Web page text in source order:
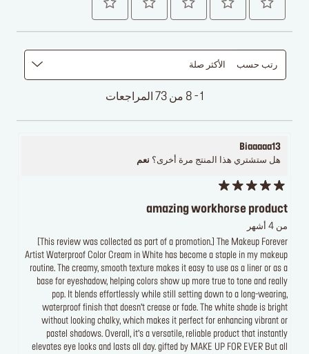
1 - 8 من 73 المراجعات
رتب حسب الأكثر صلة
Biaaaaa13
هل ستشتري هذا المنتج مرة أخرى؟ نعم
amazing workhorse product
من 4 أشهر
[This review was collected as part of a promotion.] The Makeup Forever
Artist Waterproof Color Cream in White has become a staple in my makeup
routine. The creamy, smooth texture makes it easy to use as a liner or as a
base for eyeshadow, helping colors show up more true to tone and really
pop. It blends effortlessly while still setting down to a long-wearing,
waterproof finish that doesn’t crease or fade. The white shade is bright
without looking chalky, which makes it perfect for enhancing vibrant or
pastel shadows. Overall, it’s a versatile, reliable product that instantly
elevates eye looks and lasts all day. gifted by MAKE UP FOR EVER But all